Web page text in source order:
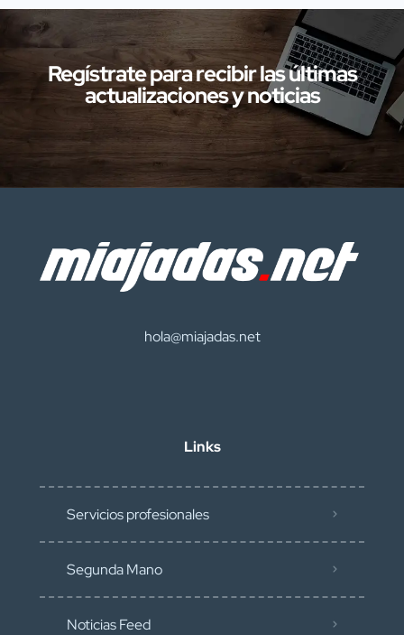
de la provincia de Cáceres relacionadas
con presuntos delitos […]
Regístrate para recibir las últimas
actualizaciones y noticias
hola@miajadas.net
Links
Servicios profesionales
Segunda Mano
Noticias Feed